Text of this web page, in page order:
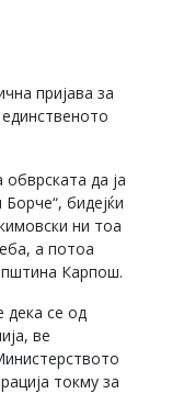
пријава за
да ја
бидејќи
ни тоа
а потоа
Карпош.
дека се од
ве
токму за